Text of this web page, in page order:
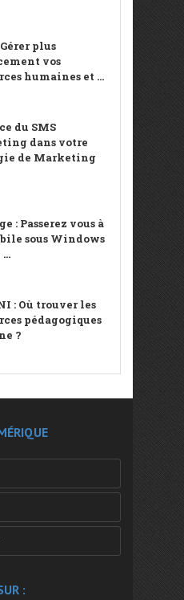
Gérer plus
vos
humaines et ...
du SMS
dans votre
de Marketing
: Passerez vous à
sous Windows
: Où trouver les
pédagogiques
?
: